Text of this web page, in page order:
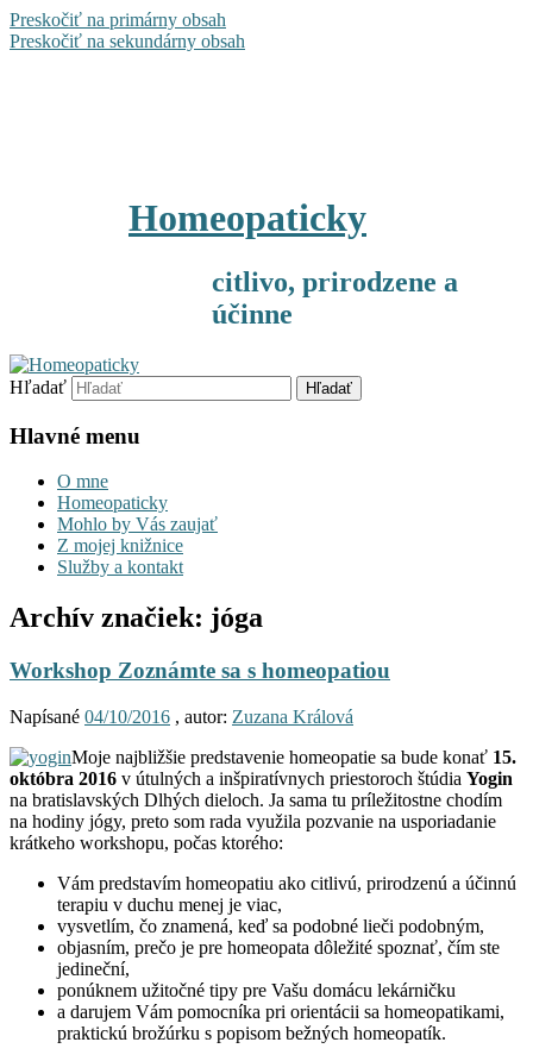
Preskočiť na primárny obsah
Preskočiť na sekundárny obsah
Homeopaticky
citlivo, prirodzene a
účinne
Hľadať
Hlavné menu
O mne
Homeopaticky
Mohlo by Vás zaujať
Z mojej knižnice
Služby a kontakt
Archív značiek: jóga
Workshop Zoznámte sa s homeopatiou
Napísané 04/10/2016 , autor: Zuzana Králová
Moje najbližšie predstavenie homeopatie sa bude konať 15.
októbra 2016 v útulných a inšpiratívnych priestoroch štúdia Yogin
na bratislavských Dlhých dieloch. Ja sama tu príležitostne chodím
na hodiny jógy, preto som rada využila pozvanie na usporiadanie
krátkeho workshopu, počas ktorého:
Vám predstavím homeopatiu ako citlivú, prirodzenú a účinnú
terapiu v duchu menej je viac,
vysvetlím, čo znamená, keď sa podobné lieči podobným,
objasním, prečo je pre homeopata dôležité spoznať, čím ste
jedineční,
ponúknem užitočné tipy pre Vašu domácu lekárničku
a darujem Vám pomocníka pri orientácii sa homeopatikami,
praktickú brožúrku s popisom bežných homeopatík.